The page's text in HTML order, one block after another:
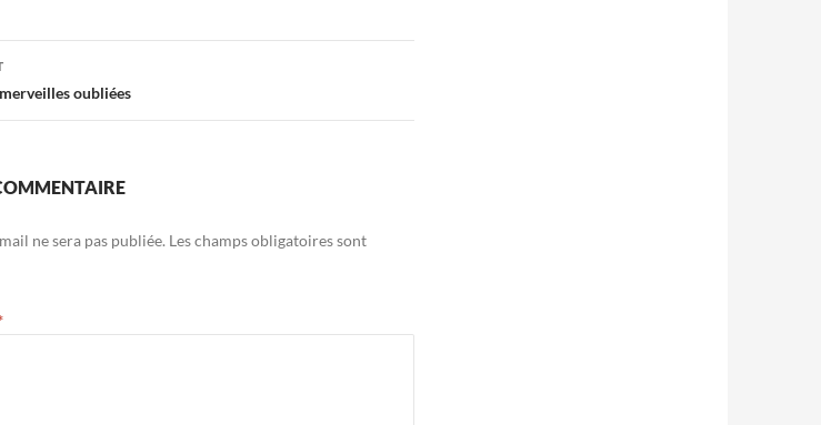
oubliées
ne sera pas publiée. Les champs obligatoires sont